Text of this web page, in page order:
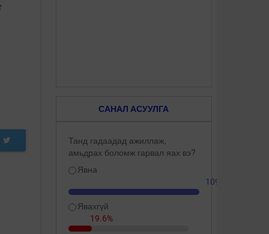
САНАЛ АСУУЛГА
Танд гадаадад ажиллаж,
амьдрах боломж гарвал яах вэ?
Явна
109.3%
Явахгүй
19.6%